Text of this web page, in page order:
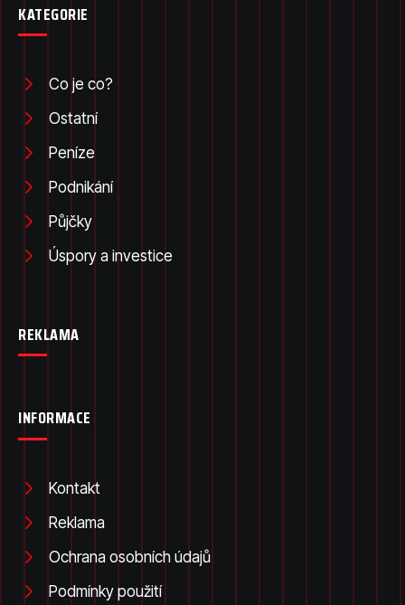
KATEGORIE
Co je co?
Ostatní
Peníze
Podnikání
Půjčky
Úspory a investice
REKLAMA
INFORMACE
Kontakt
Reklama
Ochrana osobních údajů
Podmínky použití